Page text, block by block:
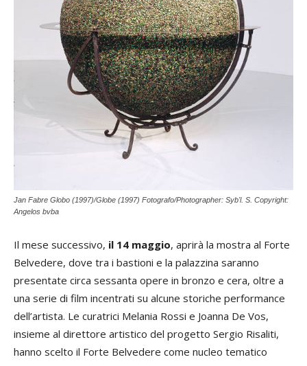
Jan Fabre Globo (1997)/Globe (1997) Fotografo/Photographer: Syb'l. S. Copyright:
Angelos bvba
Il mese successivo, il 14 maggio, aprirà la mostra al Forte
Belvedere, dove tra i bastioni e la palazzina saranno
presentate circa sessanta opere in bronzo e cera, oltre a
una serie di film incentrati su alcune storiche performance
dell’artista. Le curatrici Melania Rossi e Joanna De Vos,
insieme al direttore artistico del progetto Sergio Risaliti,
hanno scelto il Forte Belvedere come nucleo tematico